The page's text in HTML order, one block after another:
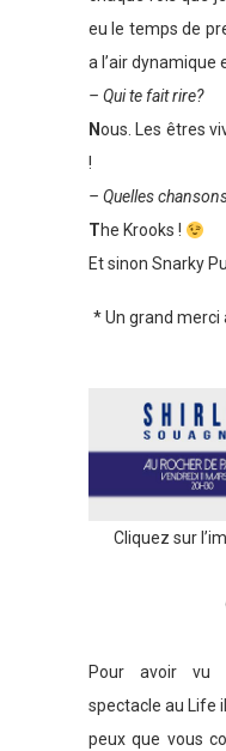
eu le temps de
a l’air dynamique
– Qui te fait rire?
Nous. Les êtres
!
– Quelles
The Krooks !
Et sinon Snarky
* Un grand merci
Cliquez sur
Pour avoir vu
spectacle au Life
peux que vous